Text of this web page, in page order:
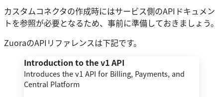
カスタムコネクタの作成時にはサービス側のAPIドキュメン
トを参照が必要となるため、事前に準備しておきましょう。
ZuoraのAPIリファレンスは下記です。
Introduction to the v1 API
Introduces the v1 API for Billing, Payments, and
Central Platform